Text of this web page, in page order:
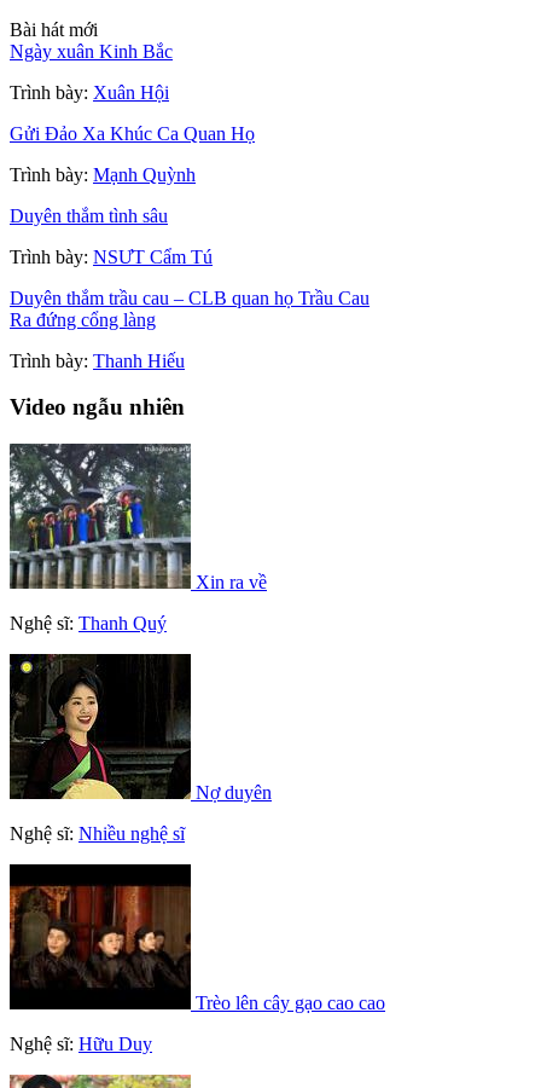
Bài hát mới
Ngày xuân Kinh Bắc
Trình bày: Xuân Hội
Gửi Đảo Xa Khúc Ca Quan Họ
Trình bày: Mạnh Quỳnh
Duyên thắm tình sâu
Trình bày: NSƯT Cẩm Tú
Duyên thắm trầu cau – CLB quan họ Trầu Cau
Ra đứng cổng làng
Trình bày: Thanh Hiếu
Video ngẫu nhiên
Xin ra về
Nghệ sĩ: Thanh Quý
Nợ duyên
Nghệ sĩ: Nhiều nghệ sĩ
Trèo lên cây gạo cao cao
Nghệ sĩ: Hữu Duy